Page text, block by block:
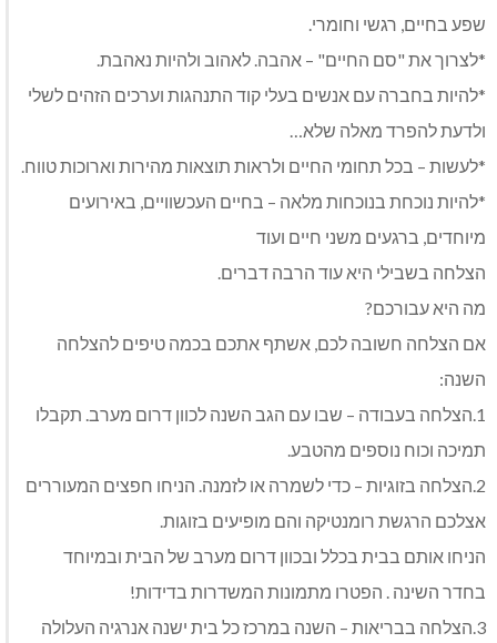
שפע בחיים, רגשי וחומרי.
*לצרוך את "סם החיים" – אהבה. לאהוב ולהיות נאהבת.
*להיות בחברה עם אנשים בעלי קוד התנהגות וערכים הזהים לשלי
ולדעת להפרד מאלה שלא…
*לעשות – בכל תחומי החיים ולראות תוצאות מהירות וארוכות טווח.
*להיות נוכחת בנוכחות מלאה – בחיים העכשוויים, באירועים
מיוחדים, ברגעים משני חיים ועוד
הצלחה בשבילי היא עוד הרבה דברים.
מה היא עבורכם?
אם הצלחה חשובה לכם, אשתף אתכם בכמה טיפים להצלחה
השנה:
1.הצלחה בעבודה – שבו עם הגב השנה לכוון דרום מערב. תקבלו
תמיכה וכוח נוספים מהטבע.
2.הצלחה בזוגיות – כדי לשמרה או לזמנה. הניחו חפצים המעוררים
אצלכם הרגשת רומנטיקה והם מופיעים בזוגות.
הניחו אותם בבית בכלל ובכוון דרום מערב של הבית ובמיוחד
בחדר השינה . הפטרו מתמונות המשדרות בדידות!
3.הצלחה בבריאות – השנה במרכז כל בית ישנה אנרגיה העלולה